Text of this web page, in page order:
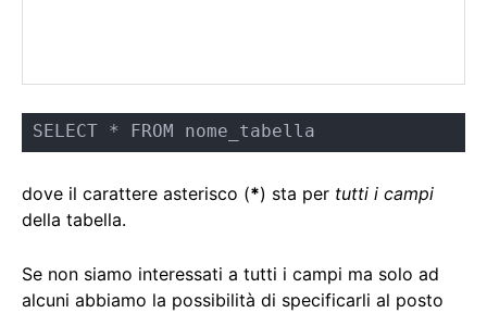
SELECT * FROM nome_tabella
dove il carattere asterisco (*) sta per tutti i campi
della tabella.
Se non siamo interessati a tutti i campi ma solo ad
alcuni abbiamo la possibilità di specificarli al posto